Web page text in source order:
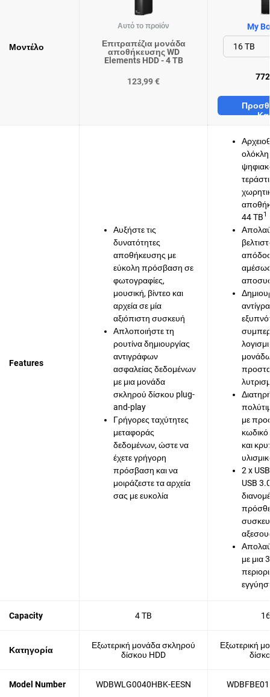
Μοντέλο
Αυτό το προϊόν
Επιτραπέζια μονάδα
αποθήκευσης WD
Elements HDD - 4 TB
123,99 €
My
Features
Αυξήστε τις
δυνατότητες
αποθήκευσης με
εύκολη πρόσβαση σε
φωτογραφίες,
μουσική, βίντεο και
αρχεία σε μία
αξιόπιστη συσκευή
Απλοποιήστε τη
ρουτίνα δημιουργίας
αντιγράφων
ασφαλείας δεδομένων
με μια μονάδα
σκληρού δίσκου plug-
and-play
Γρήγορες ταχύτητες
μεταφοράς
δεδομένων, ώστε να
έχετε γρήγορη
πρόσβαση και να
μοιράζεστε τα αρχεία
σας με ευκολία
44 TB1
με
και
2 x
USB
με μια
Capacity 4 TB
Κατηγορία
Εξωτερική μονάδα σκληρού
δίσκου HDD
Εξωτερική
Model Number WDBWLG0040HBK-EESN